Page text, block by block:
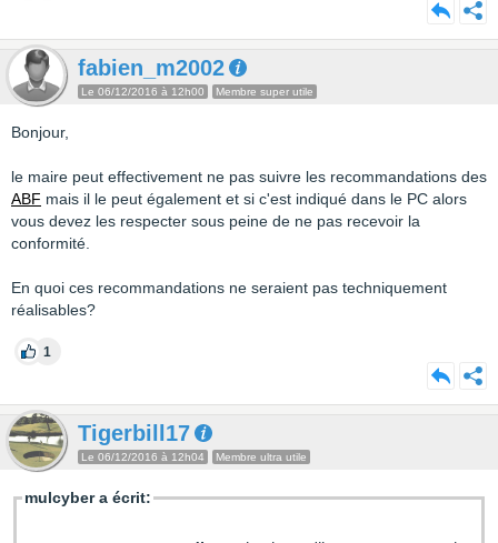
fabien_m2002
Le 06/12/2016 à 12h00 Membre super utile
Bonjour,
le maire peut effectivement ne pas suivre les recommandations des
ABF mais il le peut également et si c'est indiqué dans le PC alors
vous devez les respecter sous peine de ne pas recevoir la
conformité.
En quoi ces recommandations ne seraient pas techniquement
réalisables?
1
Tigerbill17
Le 06/12/2016 à 12h04 Membre ultra utile
mulcyber a écrit: